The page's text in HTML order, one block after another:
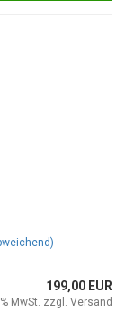
199,00 EUR
MwSt. zzgl. Versand